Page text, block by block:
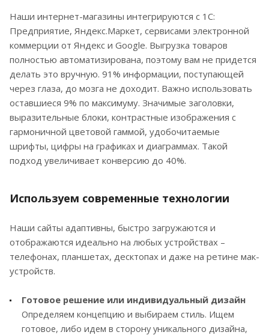
Наши интернет-магазины интегрируются с 1С:
Предприятие, Яндекс.Маркет, сервисами электронной
коммерции от Яндекс и Google. Выгрузка товаров
полностью автоматизирована, поэтому вам не придется
делать это вручную. 91% информации, поступающей
через глаза, до мозга не доходит. Важно использовать
оставшиеся 9% по максимуму. Значимые заголовки,
выразительные блоки, контрастные изображения с
гармоничной цветовой гаммой, удобочитаемые
шрифты, цифры на графиках и диаграммах. Такой
подход увеличивает конверсию до 40%.
Используем современные технологии
Наши сайты адаптивны, быстро загружаются и
отображаются идеально на любых устройствах –
телефонах, планшетах, десктопах и даже на ретине мак-
устройств.
Готовое решение или индивидуальный дизайн
Определяем концепцию и выбираем стиль. Ищем
готовое, либо идем в сторону уникального дизайна,